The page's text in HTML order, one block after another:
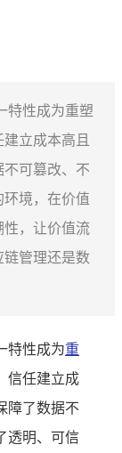
特性成为重塑
立成本高且
可篡改、不
境，在价值
，让价值流
管理还是数
特性成为重
信任建立成
障了数据不
透明、可信